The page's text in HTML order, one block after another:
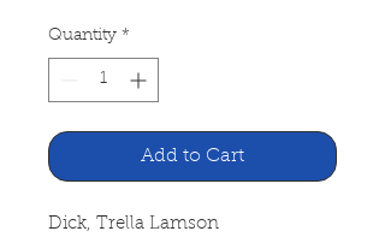
Quantity *
Add to Cart
Dick, Trella Lamson